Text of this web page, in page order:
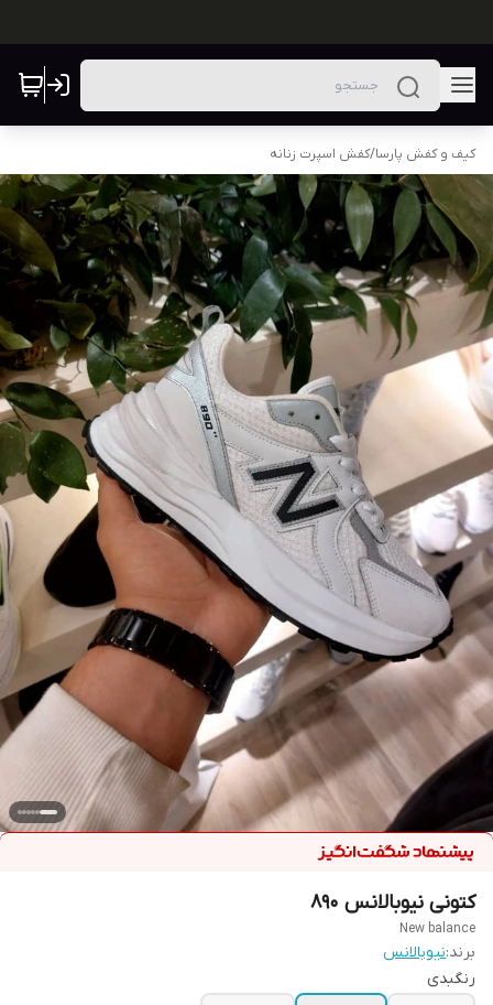
کیف و کفش پارسا/کفش اسپرت زنانه
کتونی نیوبالانس 890
New balance
برند:نیوبالانس
رنگبدی